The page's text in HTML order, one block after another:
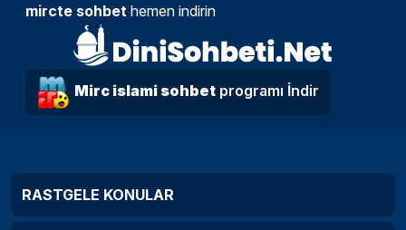
mircte sohbet hemen indirin
Mirc islami sohbet programı İndir
RASTGELE KONULAR